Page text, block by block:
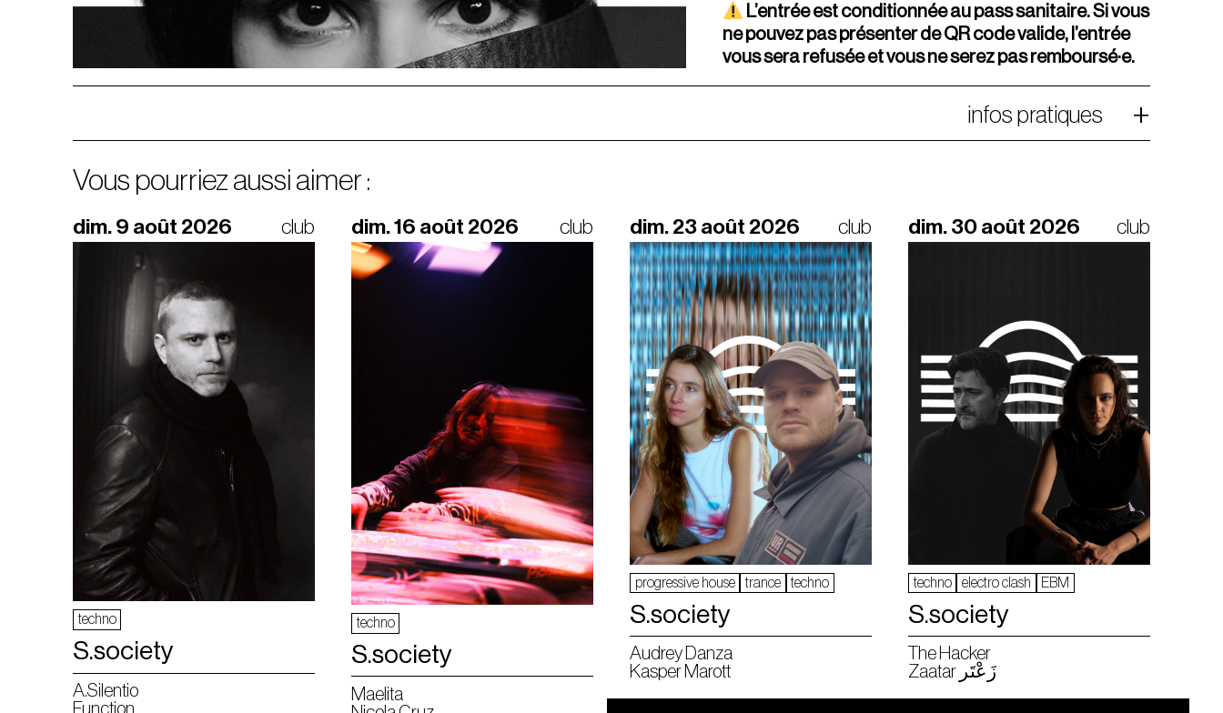
L’entrée est conditionnée au pass sanitaire. Si vous
ne pouvez pas présenter de QR code valide, l’entrée
vous sera refusée et vous ne serez pas remboursé·e.
infos pratiques
Vous pourriez aussi aimer :
dim. 9 août 2026 club
techno
S.society
A.Silentio
Function
dim. 16 août 2026 club
techno
S.society
Maelita
dim. 23 août 2026 club
progressive house trance techno
S.society
Audrey Danza
Kasper Marott
dim. 30 août 2026 club
techno electro clash EBM
S.society
The Hacker
Zaatar زَعْتَر